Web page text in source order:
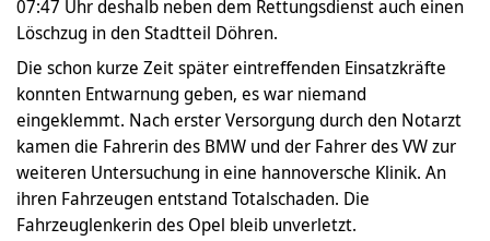
07:47 Uhr deshalb neben dem Rettungsdienst auch einen
Löschzug in den Stadtteil Döhren.
Die schon kurze Zeit später eintreffenden Einsatzkräfte
konnten Entwarnung geben, es war niemand
eingeklemmt. Nach erster Versorgung durch den Notarzt
kamen die Fahrerin des BMW und der Fahrer des VW zur
weiteren Untersuchung in eine hannoversche Klinik. An
ihren Fahrzeugen entstand Totalschaden. Die
Fahrzeuglenkerin des Opel bleib unverletzt.